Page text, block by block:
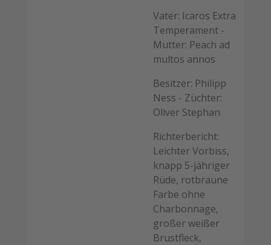
Vater: Icaros Extra
Temperament -
Mutter: Peach ad
multos annos
Besitzer: Philipp
Ness - Züchter:
Oliver Stephan
Richterbericht:
Leichter Vorbiss,
knapp 5-jähriger
Rüde, rotbraune
Farbe ohne
Charbonnage,
großer weißer
Brustfleck,